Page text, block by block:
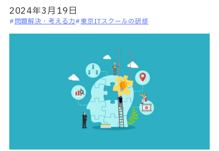
2024年3月19日
問題解決・考える力 東京ITスクールの研修